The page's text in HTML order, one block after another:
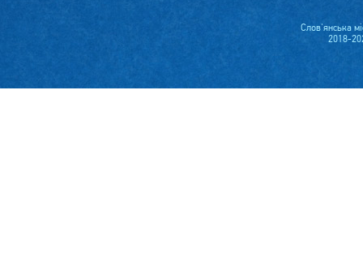
Слов'янська
2018-